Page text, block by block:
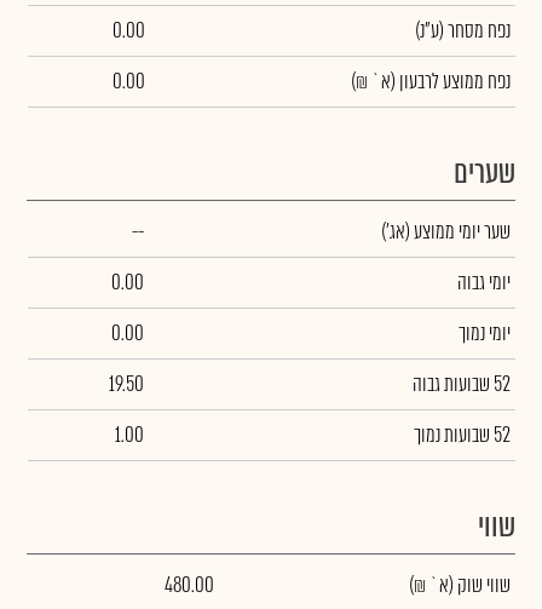
נפח מסחר(ע"נ)
0.00
נפח ממוצע לרבעון (א` ₪)
0.00
שערים
שער יומי ממוצע(אג')
--
יומי גבוה
0.00
יומי נמוך
0.00
52 שבועות גבוה
19.50
52 שבועות נמוך
1.00
שווי
שווי שוק (א` ₪)
480.00